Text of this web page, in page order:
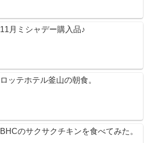
11月ミシャデー購入品♪
ロッテホテル釜山の朝食。
BHCのサクサクチキンを食べてみた。